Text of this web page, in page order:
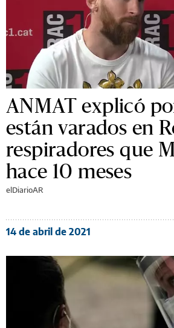
ANMAT explicó
están varados en
respiradores que
hace 10 meses
elDiarioAR
14 de abril de 2021